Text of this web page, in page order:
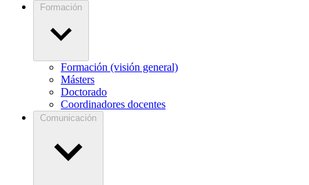
Formación
Formación (visión general)
Másters
Doctorado
Coordinadores docentes
Comunicación